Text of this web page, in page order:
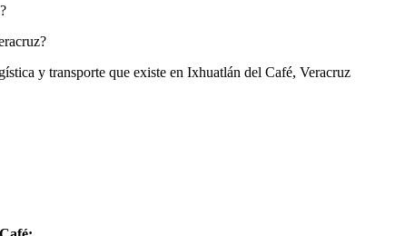
y transporte que existe en Ixhuatlán del Café, Veracruz